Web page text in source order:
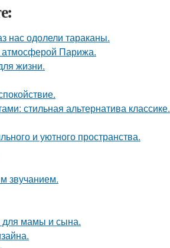
нас одолели тараканы.
Парижа.
жизни.
стильная альтернатива классике.
и уютного пространства.
звучанием.
для мамы и сына.